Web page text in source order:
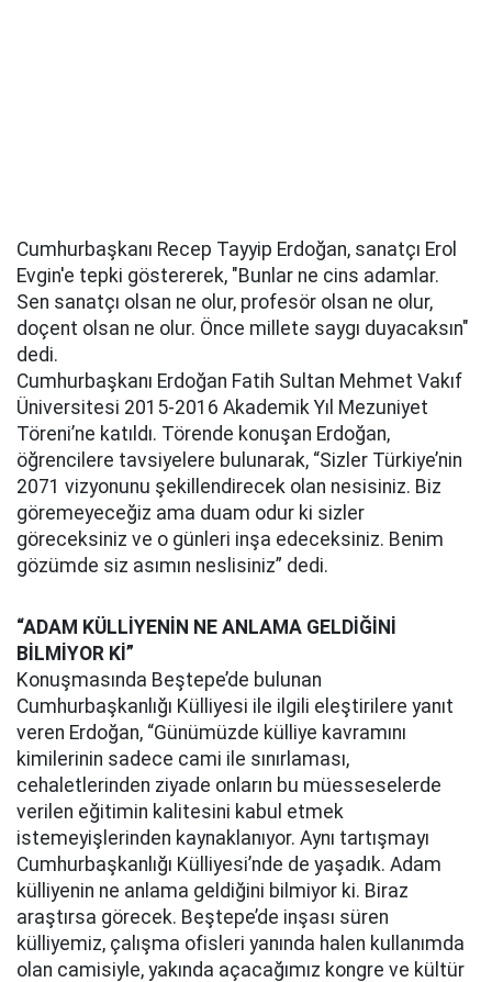
Cumhurbaşkanı Recep Tayyip Erdoğan, sanatçı Erol
Evgin'e tepki göstererek, "Bunlar ne cins adamlar.
Sen sanatçı olsan ne olur, profesör olsan ne olur,
doçent olsan ne olur. Önce millete saygı duyacaksın"
dedi.
Cumhurbaşkanı Erdoğan Fatih Sultan Mehmet Vakıf
Üniversitesi 2015-2016 Akademik Yıl Mezuniyet
Töreni’ne katıldı. Törende konuşan Erdoğan,
öğrencilere tavsiyelere bulunarak, “Sizler Türkiye’nin
2071 vizyonunu şekillendirecek olan nesisiniz. Biz
göremeyeceğiz ama duam odur ki sizler
göreceksiniz ve o günleri inşa edeceksiniz. Benim
gözümde siz asımın neslisiniz” dedi.
“ADAM KÜLLİYENİN NE ANLAMA GELDİĞİNİ
BİLMİYOR Kİ”
Konuşmasında Beştepe’de bulunan
Cumhurbaşkanlığı Külliyesi ile ilgili eleştirilere yanıt
veren Erdoğan, “Günümüzde külliye kavramını
kimilerinin sadece cami ile sınırlaması,
cehaletlerinden ziyade onların bu müesseselerde
verilen eğitimin kalitesini kabul etmek
istemeyişlerinden kaynaklanıyor. Aynı tartışmayı
Cumhurbaşkanlığı Külliyesi’nde de yaşadık. Adam
külliyenin ne anlama geldiğini bilmiyor ki. Biraz
araştırsa görecek. Beştepe’de inşası süren
külliyemiz, çalışma ofisleri yanında halen kullanımda
olan camisiyle, yakında açacağımız kongre ve kültür